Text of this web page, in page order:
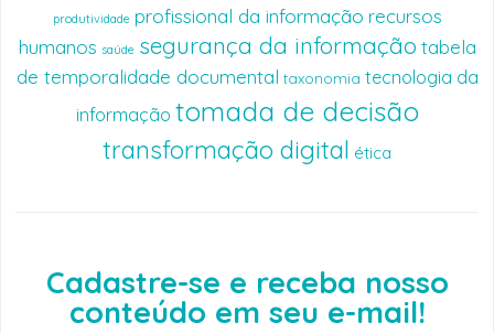
produtividade profissional da informação recursos
humanos saúde segurança da informação tabela
de temporalidade documental taxonomia tecnologia da
informação tomada de decisão
transformação digital ética
Cadastre-se e receba nosso
conteúdo em seu e-mail!